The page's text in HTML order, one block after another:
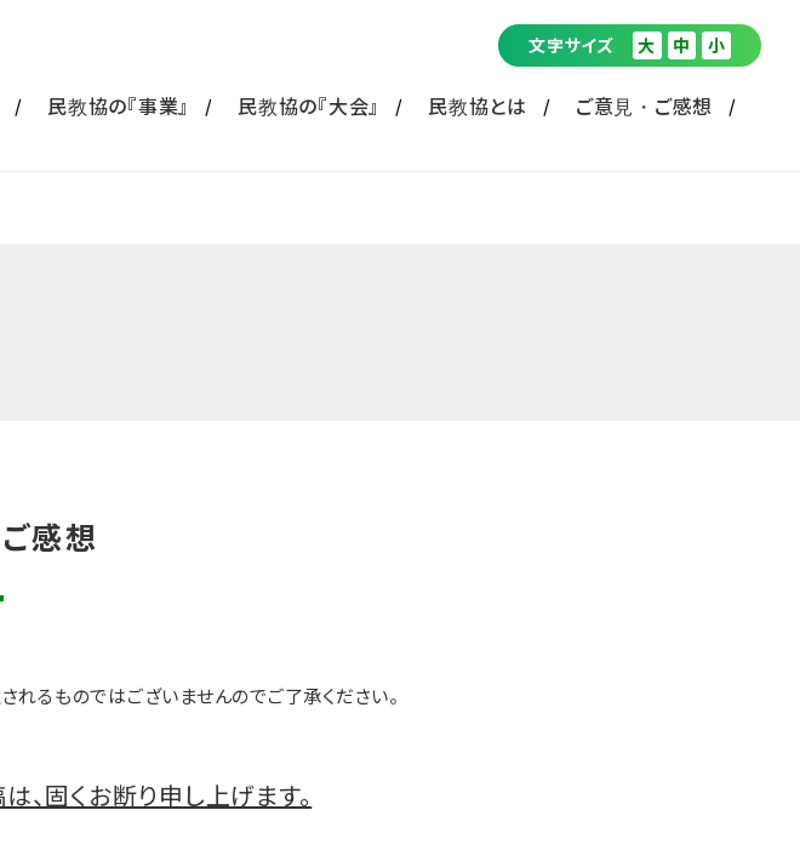
文字サイズ 大 中 小
民教協の『事業』 民教協の『大会』 民教協とは ご意見・ご感想
感想
れるものではございませんのでご了承ください。
固くお断り申し上げます。